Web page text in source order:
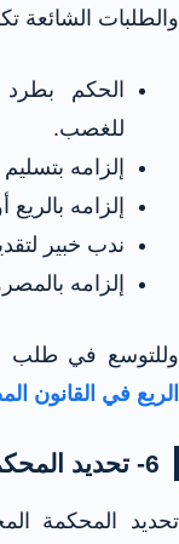
والطلبات الشائعة
الحكم
للغصب.
إلزامه
إلزامه
ندب خبير
إلزامه
وللتوسع في طلب
الريع في القانون
6- تحديد المحكمة المختصة
تحديد المحكمة